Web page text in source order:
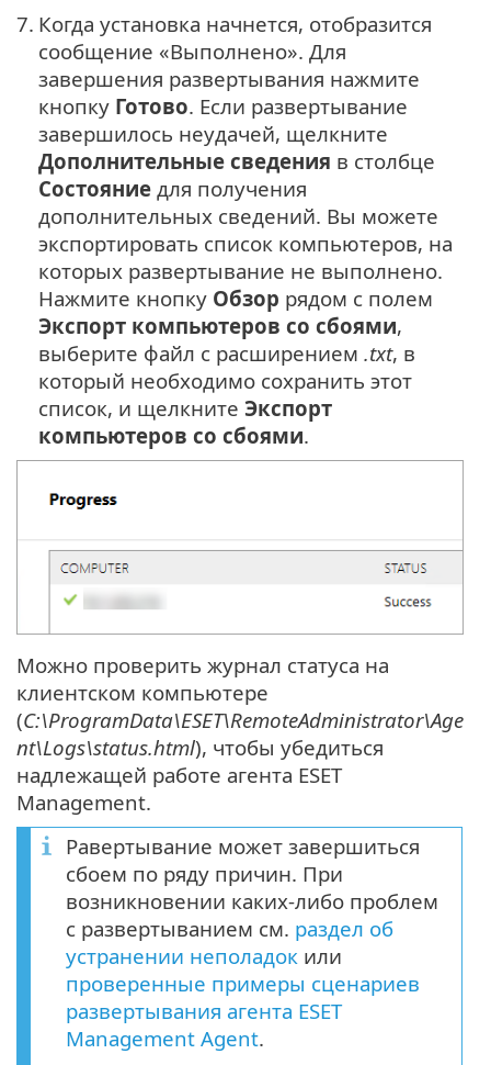
7. Когда установка начнется, отобразится
сообщение «Выполнено». Для
завершения развертывания нажмите
кнопку Готово. Если развертывание
завершилось неудачей, щелкните
Дополнительные сведения в столбце
Состояние для получения
дополнительных сведений. Вы можете
экспортировать список компьютеров, на
которых развертывание не выполнено.
Нажмите кнопку Обзор рядом с полем
Экспорт компьютеров со сбоями,
выберите файл с расширением .txt, в
который необходимо сохранить этот
список, и щелкните Экспорт
компьютеров со сбоями.
Можно проверить журнал статуса на
клиентском компьютере
(C:\ProgramData\ESET\RemoteAdministrator\Age
nt\Logs\status.html), чтобы убедиться
надлежащей работе агента ESET
Management.
Равертывание может завершиться
сбоем по ряду причин. При
возникновении каких-либо проблем
с развертыванием см. раздел об
устранении неполадок или
проверенные примеры сценариев
развертывания агента ESET
Management Agent.